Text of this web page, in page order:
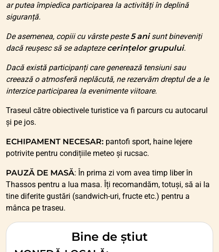
Bine de știut
ar putea împiedica participarea la activități în deplină
siguranță.
De asemenea, copiii cu vârste peste5 anisunt bineveniți
dacă reușesc să se adaptezecerințelor grupului.
Dacă există participanți care generează tensiuni sau
creează o atmosferă neplăcută, ne rezervăm dreptul de a le
interzice participarea la evenimente viitoare.
Traseul către obiectivele turistice va fi parcurs cu autocarul
și pe jos.
ECHIPAMENT NECESAR: pantofi sport, haine lejere
potrivite pentru condițiile meteo și rucsac.
PAUZĂ DE MASĂ: În prima zi vom avea timp liber în
Thassos pentru a lua masa. Îți recomandăm, totuși, să ai la
tine diferite gustări (sandwich-uri, fructe etc.) pentru a
mânca pe traseu.